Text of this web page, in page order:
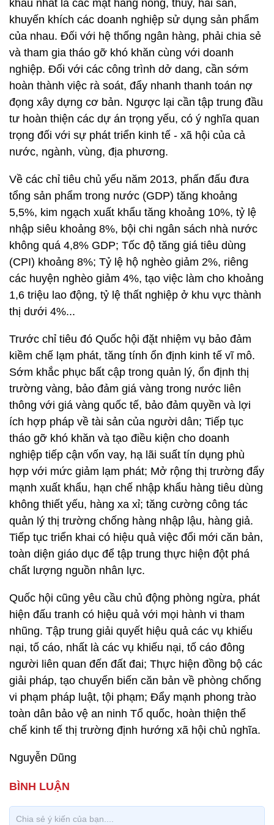
khẩu nhất là các mặt hàng nông, thủy, hải sản,
khuyến khích các doanh nghiệp sử dụng sản phẩm
của nhau. Đối với hệ thống ngân hàng, phải chia sẻ
và tham gia tháo gỡ khó khăn cùng với doanh
nghiệp. Đối với các công trình dở dang, cần sớm
hoàn thành việc rà soát, đẩy nhanh thanh toán nợ
đọng xây dựng cơ bản. Ngược lại cần tập trung đầu
tư hoàn thiện các dự án trọng yếu, có ý nghĩa quan
trọng đối với sự phát triển kinh tế - xã hội của cả
nước, ngành, vùng, địa phương.
Về các chỉ tiêu chủ yếu năm 2013, phấn đấu đưa
tổng sản phẩm trong nước (GDP) tăng khoảng
5,5%, kim ngạch xuất khẩu tăng khoảng 10%, tỷ lệ
nhập siêu khoảng 8%, bội chi ngân sách nhà nước
không quá 4,8% GDP; Tốc độ tăng giá tiêu dùng
(CPI) khoảng 8%; Tỷ lệ hộ nghèo giảm 2%, riêng
các huyện nghèo giảm 4%, tạo việc làm cho khoảng
1,6 triệu lao động, tỷ lệ thất nghiệp ở khu vực thành
thị dưới 4%...
Trước chỉ tiêu đó Quốc hội đặt nhiệm vụ bảo đảm
kiềm chế lạm phát, tăng tính ổn định kinh tế vĩ mô.
Sớm khắc phục bất cập trong quản lý, ổn định thị
trường vàng, bảo đảm giá vàng trong nước liên
thông với giá vàng quốc tế, bảo đảm quyền và lợi
ích hợp pháp về tài sản của người dân; Tiếp tục
tháo gỡ khó khăn và tạo điều kiện cho doanh
nghiệp tiếp cận vốn vay, hạ lãi suất tín dụng phù
hợp với mức giảm lạm phát; Mở rộng thị trường đẩy
mạnh xuất khẩu, hạn chế nhập khẩu hàng tiêu dùng
không thiết yếu, hàng xa xỉ; tăng cường công tác
quản lý thị trường chống hàng nhập lậu, hàng giả.
Tiếp tục triển khai có hiệu quả việc đổi mới căn bản,
toàn diện giáo dục để tập trung thực hiện đột phá
chất lượng nguồn nhân lực.
Quốc hội cũng yêu cầu chủ động phòng ngừa, phát
hiện đấu tranh có hiệu quả với mọi hành vi tham
nhũng. Tập trung giải quyết hiệu quả các vụ khiếu
nại, tố cáo, nhất là các vụ khiếu nại, tố cáo đông
người liên quan đến đất đai; Thực hiện đồng bộ các
giải pháp, tạo chuyển biến căn bản về phòng chống
vi phạm pháp luật, tội phạm; Đẩy mạnh phong trào
toàn dân bảo vệ an ninh Tổ quốc, hoàn thiện thể
chế kinh tế thị trường định hướng xã hội chủ nghĩa.
Nguyễn Dũng